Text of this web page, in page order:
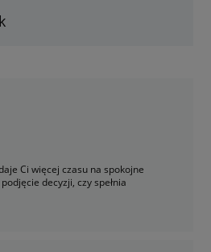
Ci więcej czasu na spokojne
decyzji, czy spełnia